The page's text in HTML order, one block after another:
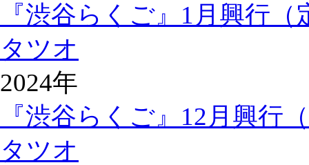
『渋谷らくご』1月興行
タツオ
2024年
『渋谷らくご』12月興行
タツオ